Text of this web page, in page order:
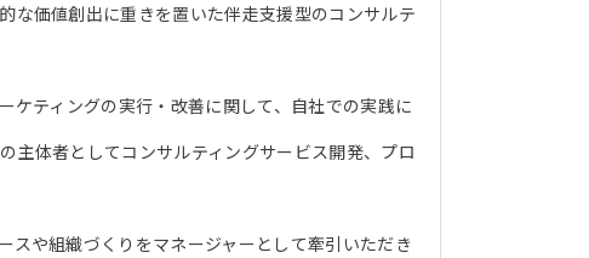
な価値創出に重きを置いた伴走支援型のコンサルテ
ケティングの実行・改善に関して、自社での実践に
主体者としてコンサルティングサービス開発、プロ
スや組織づくりをマネージャーとして牽引いただき